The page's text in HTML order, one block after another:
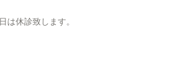
は休診致します。